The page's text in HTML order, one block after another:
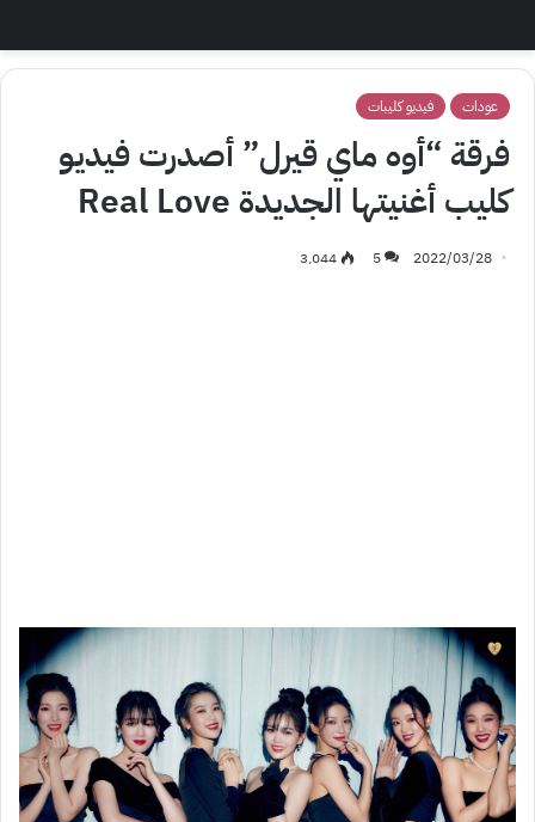
عودات فيديو كليبات
فرقة “أوه ماي قيرل” أصدرت فيديو
كليب أغنيتها الجديدة Real Love
2022/03/28
5 3٬044